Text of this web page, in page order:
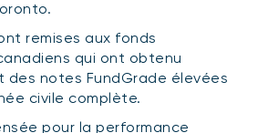
BNI
thématique BNI (NTHM)
remises aux fonds
qui ont obtenu
des notes FundGrade élevées
civile complète.
pour la performance